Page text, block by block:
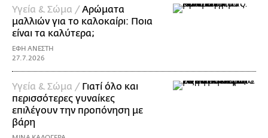
Υγεία & Σώμα /Αρώματα
μαλλιών για το καλοκαίρι: Ποια
είναι τα καλύτερα;
ΕΦΗ ΑΝΕΣΤΗ
27.7.2026
Υγεία & Σώμα / Γιατί όλο και
περισσότερες γυναίκες
επιλέγουν την προπόνηση με
βάρη